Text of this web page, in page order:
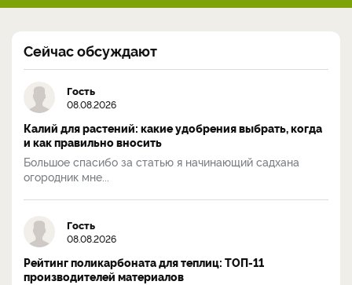
Сейчас обсуждают
Гость
08.08.2026
Калий для растений: какие удобрения выбрать, когда
и как правильно вносить
Большое спасибо за статью я начинающий садхана
огородник мне...
Гость
08.08.2026
Рейтинг поликарбоната для теплиц: ТОП-11
производителей материалов